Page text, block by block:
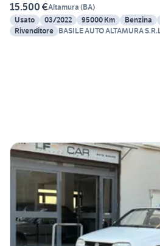
15.500 €Altamura (BA)
Usato
03/2022 95000 Km Benzina
Rivenditore BASILE AUTO ALTAMURA